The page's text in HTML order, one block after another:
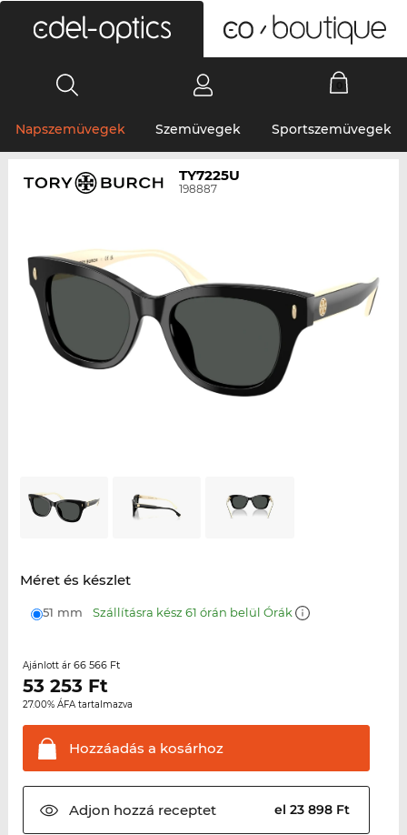
Napszemüvegek Szemüvegek Sportszemüvegek
TY7225U
198887
Méret és készlet
51 mm Szállításra kész 61 órán belül Órák
Ajánlott ár 66 566 Ft
53 253 Ft
27.00% ÁFA tartalmazva
Hozzáadás a kosárhoz
Adjon hozzá receptet el 23 898 Ft